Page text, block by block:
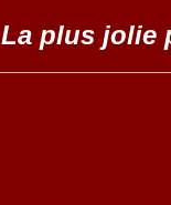
La plus jolie